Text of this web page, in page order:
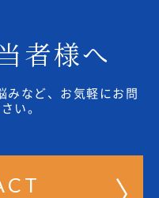
者様へ
みなど、お気軽にお問
い。